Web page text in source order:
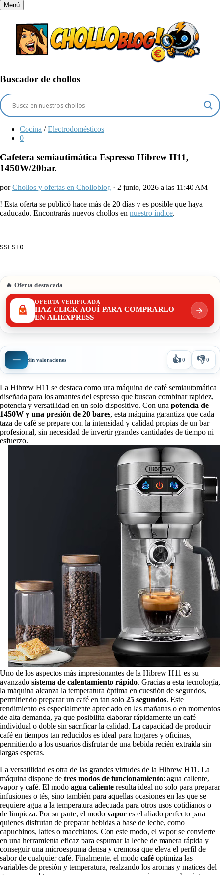
Menú
Buscador de chollos
Cocina / Electrodomésticos
0
Cafetera semiautimática Espresso Hibrew H11,
1450W/20bar.
porChollos y ofertas en Cholloblog · 2 junio, 2026 a las 11:40 AM
! Esta oferta se publicó hace más de 20 días y es posible que haya
caducado. Encontrarás nuevos chollos en nuestro índice.
SSES10
🔥 Oferta destacada
OFERTA VERIFICADA
HAZ CLICK AQUÍ PARA COMPRARLO
EN ALIEXPRESS
— Sin valoraciones 👍0 👎0
La Hibrew H11 se destaca como una máquina de café semiautomática
diseñada para los amantes del espresso que buscan combinar rapidez,
potencia y versatilidad en un solo dispositivo. Con una potencia de
1450W y una presión de 20 bares, esta máquina garantiza que cada
taza de café se prepare con la intensidad y calidad propias de un bar
profesional, sin necesidad de invertir grandes cantidades de tiempo ni
esfuerzo.
Uno de los aspectos más impresionantes de la Hibrew H11 es su
avanzado sistema de calentamiento rápido. Gracias a esta tecnología,
la máquina alcanza la temperatura óptima en cuestión de segundos,
permitiendo preparar un café en tan solo 25 segundos. Este
rendimiento es especialmente apreciado en las mañanas o en momentos
de alta demanda, ya que posibilita elaborar rápidamente un café
individual o doble sin sacrificar la calidad. La capacidad de producir
café en tiempos tan reducidos es ideal para hogares y oficinas,
permitiendo a los usuarios disfrutar de una bebida recién extraída sin
largas esperas.
La versatilidad es otra de las grandes virtudes de la Hibrew H11. La
máquina dispone de tres modos de funcionamiento: agua caliente,
vapor y café. El modo agua caliente resulta ideal no solo para preparar
infusiones o tés, sino también para aquellas ocasiones en las que se
requiere agua a la temperatura adecuada para otros usos cotidianos o
de limpieza. Por su parte, el modo vapor es el aliado perfecto para
quienes disfrutan de preparar bebidas a base de leche, como
capuchinos, lattes o macchiatos. Con este modo, el vapor se convierte
en una herramienta eficaz para espumar la leche de manera rápida y
conseguir una microespuma densa y cremosa que eleva el perfil de
sabor de cualquier café. Finalmente, el modo café optimiza las
variables de presión y temperatura, realzando los aromas y matices del